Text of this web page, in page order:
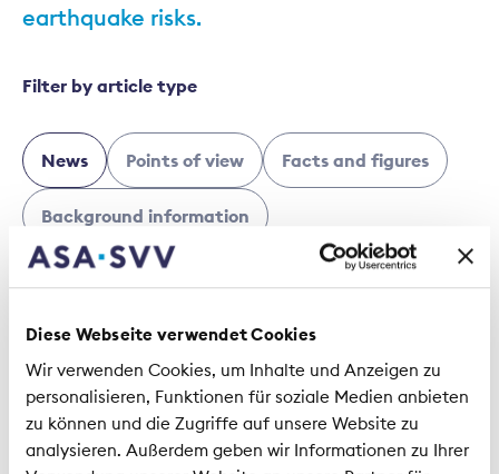
Diese Webseite verwendet Cookies
Wir verwenden Cookies, um Inhalte und Anzeigen zu
personalisieren, Funktionen für soziale Medien anbieten
zu können und die Zugriffe auf unsere Website zu
analysieren. Außerdem geben wir Informationen zu Ihrer
earthquake risks.
Filter by article type
News Points of view Facts and figures
Background information
Technical documents Session letter
Media releases | 5 February 2025